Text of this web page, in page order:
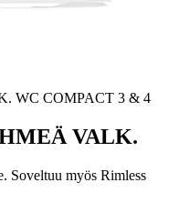
WC COMPACT 3 & 4
VALK.
Soveltuu myös Rimless